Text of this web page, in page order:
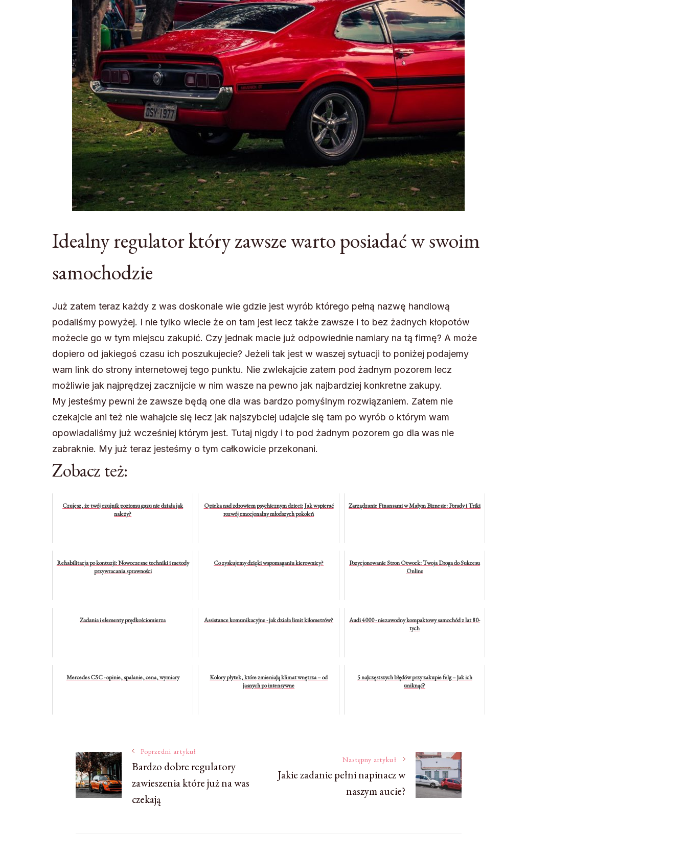
Idealny regulator który zawsze warto posiadać w swoim
samochodzie
Już zatem teraz każdy z was doskonale wie gdzie jest wyrób którego pełną nazwę handlową
podaliśmy powyżej. I nie tylko wiecie że on tam jest lecz także zawsze i to bez żadnych kłopotów
możecie go w tym miejscu zakupić. Czy jednak macie już odpowiednie namiary na tą firmę? A może
dopiero od jakiegoś czasu ich poszukujecie? Jeżeli tak jest w waszej sytuacji to poniżej podajemy
wam link do strony internetowej tego punktu. Nie zwlekajcie zatem pod żadnym pozorem lecz
możliwie jak najprędzej zacznijcie w nim wasze na pewno jak najbardziej konkretne zakupy.
My jesteśmy pewni że zawsze będą one dla was bardzo pomyślnym rozwiązaniem. Zatem nie
czekajcie ani też nie wahajcie się lecz jak najszybciej udajcie się tam po wyrób o którym wam
opowiadaliśmy już wcześniej którym jest. Tutaj nigdy i to pod żadnym pozorem go dla was nie
zabraknie. My już teraz jesteśmy o tym całkowicie przekonani.
Zobacz też:
Czujesz, że twój czujnik poziomu gazu nie działa jak
należy?
Opieka nad zdrowiem psychicznym dzieci: Jak wspierać
rozwój emocjonalny młodszych pokoleń
Zarządzanie Finansami w Małym Biznesie: Porady i Triki
Rehabilitacja po kontuzji: Nowoczesne techniki i metody
przywracania sprawności
Co zyskujemy dzięki wspomaganiu kierownicy?
Pozycjonowanie Stron Otwock: Twoja Droga do Sukcesu
Online
Zadania i elementy prędkościomierza Assistance komunikacyjne - jak działa limit kilometrów?
Audi 4000 - niezawodny kompaktowy samochód z lat 80-
tych
Mercedes CSC - opinie, spalanie, cena, wymiary
Kolory płytek, które zmieniają klimat wnętrza – od
jasnych po intensywne
5 najczęstszych błędów przy zakupie felg – jak ich
uniknąć?
Nawigacja
wpisu
Poprzedni artykuł
Bardzo dobre regulatory
zawieszenia które już na was
czekają
Następny artykuł
Jakie zadanie pełni napinacz w
naszym aucie?